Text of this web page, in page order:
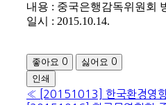
내용 : 중국은행감독위원회
일시 : 2015.10.14.
좋아요 0 싫어요 0
인쇄
«
[20151013] 한국환경영